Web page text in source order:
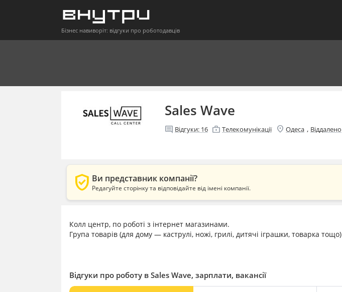
Бізнес навиворіт: відгуки про роботодавців
Sales Wave
comment Відгуки: 16 enterprise Телекомунікації location_on Одеса , Віддалено
verified_user Ви представник компанії?
Редагуйте сторінку та відповідайте від імені компанії.
Колл центр, по роботі з інтернет магазинами.
Група товарів (для дому — каструлі, ножі, грилі, дитячі іграшки, товарка тощо)
Відгуки про роботу в Sales Wave, зарплати, вакансії